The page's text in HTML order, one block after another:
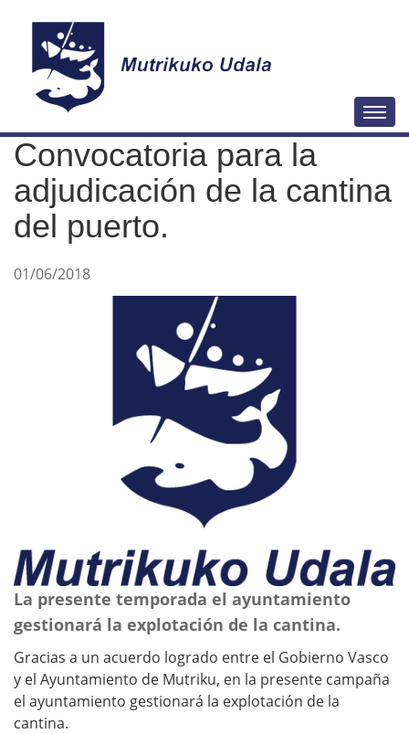
a
Convocatoria para la
adjudicación de la cantina
del puerto.
01/06/2018
La presente temporada el ayuntamiento
gestionará la explotación de la cantina.
Gracias a un acuerdo logrado entre el Gobierno Vasco
y el Ayuntamiento de Mutriku, en la presente campaña
el ayuntamiento gestionará la explotación de la
cantina.